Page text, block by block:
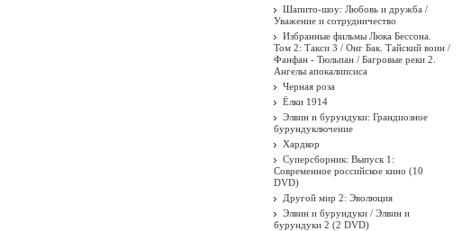
Шапито-шоу: Любовь и дружба /
Уважение и сотрудничество
Избранные фильмы Люка Бессона.
Том 2: Такси 3 / Онг Бак. Тайский воин /
Фанфан - Тюльпан / Багровые реки 2.
Ангелы апокалипсиса
Черная роза
Ёлки 1914
Элвин и бурундуки: Грандиозное
бурундуключение
Хардкор
Суперсборник: Выпуск 1:
Современное российское кино (10
DVD)
Другой мир 2: Эволюция
Элвин и бурундуки / Элвин и
бурундуки 2 (2 DVD)